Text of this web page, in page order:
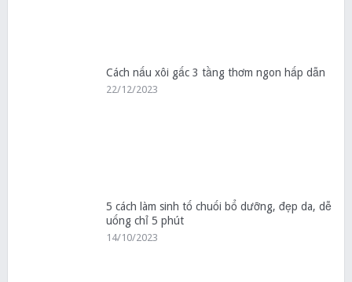
Cách nấu xôi gấc 3 tầng thơm ngon hấp dẫn
22/12/2023
5 cách làm sinh tố chuối bổ dưỡng, đẹp da, dễ
uống chỉ 5 phút
14/10/2023